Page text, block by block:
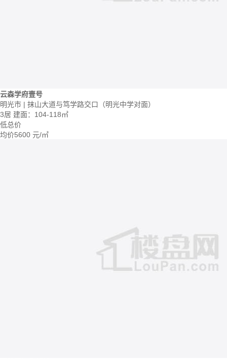
云森学府壹号
明光市 | 抹山大道与笃学路交口（明光中学对面）
3居 建面：104-118㎡
低总价
均价5600 元/㎡